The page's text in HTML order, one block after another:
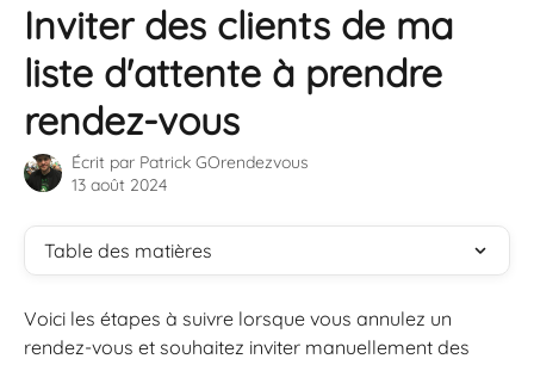
Inviter des clients de ma
liste d'attente à prendre
rendez-vous
Écrit par Patrick GOrendezvous
13 août 2024
Table des matières
Voici les étapes à suivre lorsque vous annulez un
rendez-vous et souhaitez inviter manuellement des